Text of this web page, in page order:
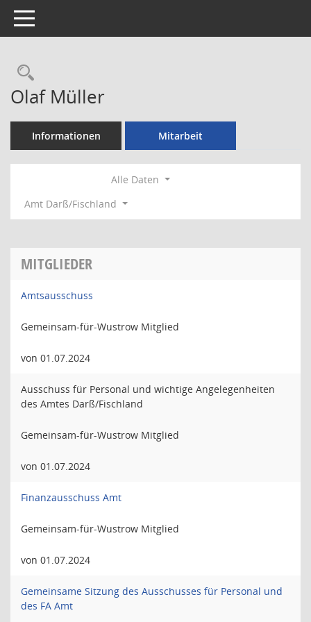
Toggle navigation
Rechercheauswahl
Olaf Müller
Informationen Mitarbeit
Alle Daten
Amt Darß/Fischland
MITGLIEDER
Amtsausschuss
Gemeinsam-für-Wustrow Mitglied
von 01.07.2024
Ausschuss für Personal und wichtige Angelegenheiten
des Amtes Darß/Fischland
Gemeinsam-für-Wustrow Mitglied
von 01.07.2024
Finanzausschuss Amt
Gemeinsam-für-Wustrow Mitglied
von 01.07.2024
Gemeinsame Sitzung des Ausschusses für Personal und
des FA Amt